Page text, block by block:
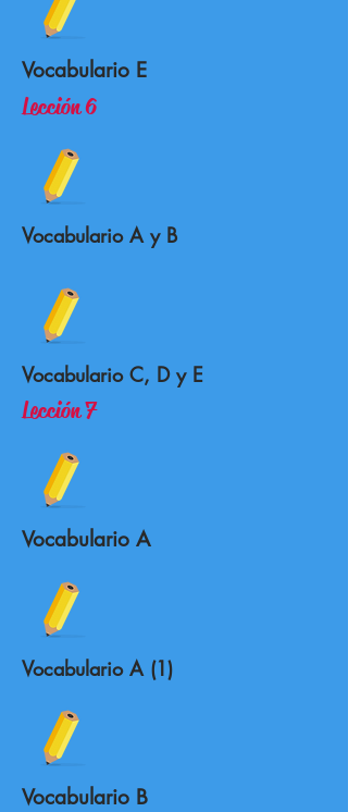
Vocabulario E
Lección 6
Vocabulario A y B
Vocabulario C, D y E
Lección 7
Vocabulario A
Vocabulario A (1)
Vocabulario B